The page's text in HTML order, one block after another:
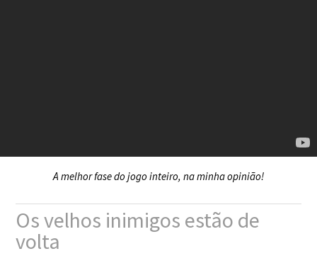
A melhor fase do jogo inteiro, na minha opinião!
Os velhos inimigos estão de
volta